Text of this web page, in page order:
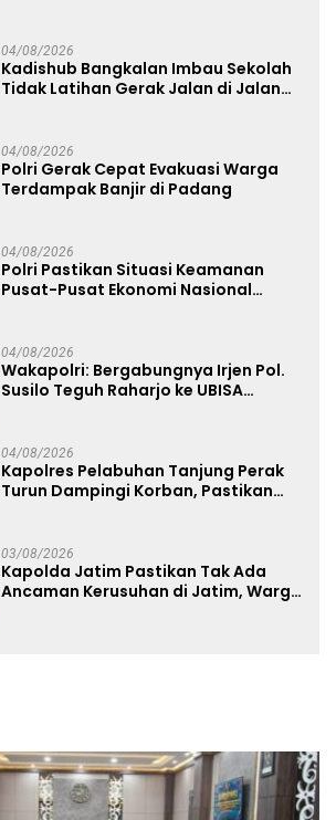
04/08/2026
Kadishub Bangkalan Imbau Sekolah
Tidak Latihan Gerak Jalan di Jalan
04/08/2026
Polri Gerak Cepat Evakuasi Warga
Terdampak Banjir di Padang
04/08/2026
Polri Pastikan Situasi Keamanan
Pusat-Pusat Ekonomi Nasional
04/08/2026
Wakapolri: Bergabungnya Irjen Pol.
Susilo Teguh Raharjo ke UBISA
04/08/2026
Kapolres Pelabuhan Tanjung Perak
Turun Dampingi Korban, Pastikan
03/08/2026
Kapolda Jatim Pastikan Tak Ada
Ancaman Kerusuhan di Jatim, Warga